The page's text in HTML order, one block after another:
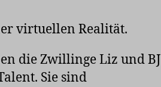
virtuellen Realität.
die Zwillinge Liz und BJ
Sie sind